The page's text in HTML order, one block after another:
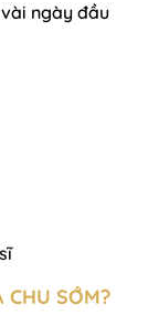
ngày đầu
CHU SỚM?